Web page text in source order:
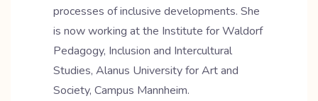
processes of inclusive developments. She
is now working at the Institute for Waldorf
Pedagogy, Inclusion and Intercultural
Studies, Alanus University for Art and
Society, Campus Mannheim.